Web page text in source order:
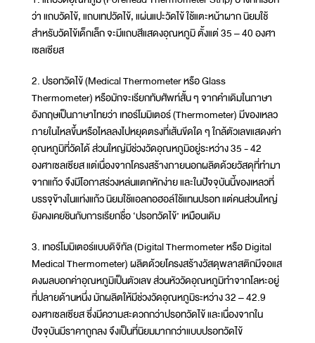
ว่า แถบวัดไข้, แถบเทปวัดไข้, แผ่นแปะวัดไข้ ใช้แตะหน้าผาก นิยมใช้
สำหรับวัดไข้เด็กเล็ก จะมีแถบสีแสดงอุณหภูมิ ตั้งแต่ 35 – 40 องศา
เซลเซียส
2. ปรอทวัดไข้ (Medical Thermometer หรือ Glass
Thermometer) หรือมักจะเรียกทับศัพท์สั้น ๆ จากคำเดิมในภาษา
อังกฤษเป็นภาษาไทยว่า เทอร์โมมิเตอร์ (Thermometer) มีของเหลว
ภายในไหลขึ้นหรือไหลลงไปหยุดตรงที่เส้นขีดใด ๆ ใกล้ตัวเลขแสดงค่า
อุณหภูมิที่วัดได้ ส่วนใหญ่มีช่วงวัดอุณหภูมิอยู่ระหว่าง 35 - 42
องศาเซลเซียส แต่เนื่องจากโครงสร้างภายนอกผลิตด้วยวัสดุที่ทำมา
จากแก้ว จึงมีโอกาสร่วงหล่นแตกหักง่าย และในปัจจุบันนี้ของเหลวที่
บรรจุข้างในแท่งแก้ว นิยมใช้แอลกอฮอล์ใช้แทนปรอท แต่คนส่วนใหญ่
ยังคงเคยชินกับการเรียกชื่อ ‘ปรอทวัดไข้’ เหมือนเดิม
3. เทอร์โมมิเตอร์แบบดิจิทัล (Digital Thermometer หรือ Digital
Medical Thermometer) ผลิตด้วยโครงสร้างวัสดุพลาสติกมีจอแส
ดงผลบอกค่าอุณหภูมิเป็นตัวเลข ส่วนหัววัดอุณหภูมิทำจากโลหะอยู่
ที่ปลายด้านหนึ่ง มักผลิตให้มีช่วงวัดอุณหภูมิระหว่าง 32 – 42.9
องศาเซลเซียส ซึ่งมีความสะดวกกว่าปรอทวัดไข้ และเนื่องจากใน
ปัจจุบันมีราคาถูกลง จึงเป็นที่นิยมมากกว่าแบบปรอทวัดไข้